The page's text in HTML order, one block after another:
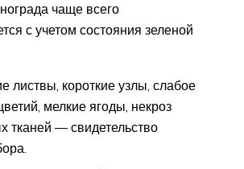
чаще всего
с учетом состояния зеленой
листвы, короткие узлы, слабое
мелкие ягоды, некроз
тканей — свидетельство